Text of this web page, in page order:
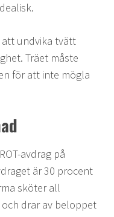
att undvika tvätt
Träet måste
för att inte mögla
avdrag på
är 30 procent
sköter all
drar av beloppet